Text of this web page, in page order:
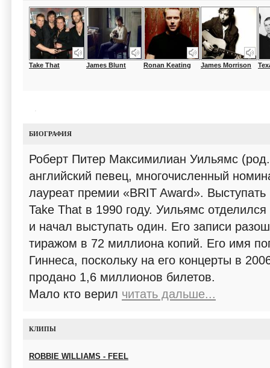
Take That James Blunt Ronan Keating James Morrison
БИОГРАФИЯ
Роберт Питер Максимилиан Уильямс
английский певец, многочисленный
лауреат премии «BRIT Award». Выступать
Take That в 1990 году. Уильямс
и начал выступать один. Его записи
тиражом в 72 миллиона копий. Его имя
Гиннеса, поскольку на его концерты в
продано 1,6 миллионов билетов.
Мало кто верил читать дальше...
КЛИПЫ
ROBBIE WILLIAMS - FEEL